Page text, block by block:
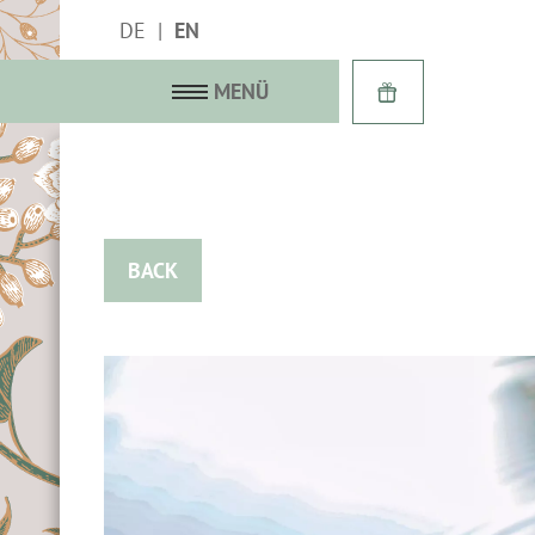
DE EN
history
terrace
minute
MENÜ
BACK